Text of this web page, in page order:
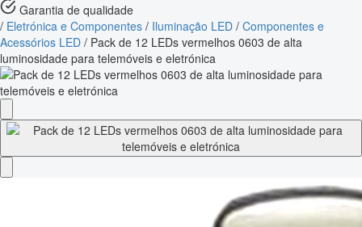
Garantia de qualidade
/ Eletrónica e Componentes / Iluminação LED / Componentes e
Acessórios LED / Pack de 12 LEDs vermelhos 0603 de alta
luminosidade para telemóveis e eletrónica